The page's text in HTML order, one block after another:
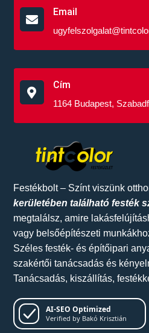

Email

Cím
1164 Budapest,
Festékbolt – Színt viszünk
kerületében található festék
megtalálsz, amire
vagy belsőépítészeti
Széles festék- és építőipari
szakértői tanácsadás és
Tanácsadás, kiszállítás,
AI-SEO Optimized
Verified by Bakó Krisztián